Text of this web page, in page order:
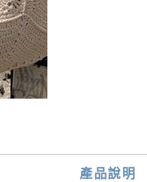
產品說明